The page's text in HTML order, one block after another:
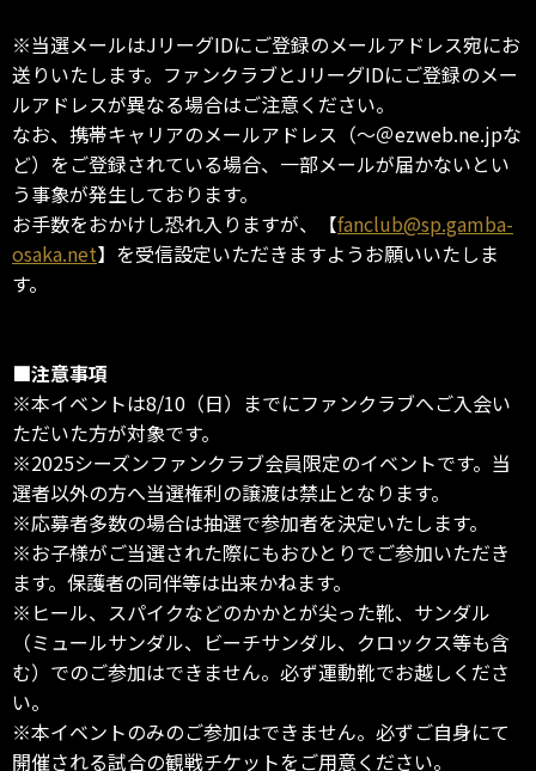
※当選メールはJリーグIDにご登録のメールアドレス宛にお
送りいたします。ファンクラブとJリーグIDにご登録のメー
ルアドレスが異なる場合はご注意ください。
なお、携帯キャリアのメールアドレス（～＠ezweb.ne.jpな
ど）をご登録されている場合、一部メールが届かないとい
う事象が発生しております。
お手数をおかけし恐れ入りますが、【fanclub@sp.gamba-
osaka.net】を受信設定いただきますようお願いいたしま
す。
■注意事項
※本イベントは8/10（日）までにファンクラブへご入会い
ただいた方が対象です。
※2025シーズンファンクラブ会員限定のイベントです。当
選者以外の方へ当選権利の譲渡は禁止となります。
※応募者多数の場合は抽選で参加者を決定いたします。
※お子様がご当選された際にもおひとりでご参加いただき
ます。保護者の同伴等は出来かねます。
※ヒール、スパイクなどのかかとが尖った靴、サンダル
（ミュールサンダル、ビーチサンダル、クロックス等も含
む）でのご参加はできません。必ず運動靴でお越しくださ
い。
※本イベントのみのご参加はできません。必ずご自身にて
開催される試合の観戦チケットをご用意ください。